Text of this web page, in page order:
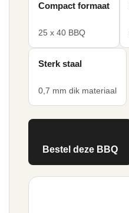
Compact formaat
25 x 40 BBQ
Sterk staal
0,7 mm dik materiaal
Bestel deze BBQ